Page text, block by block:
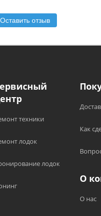
Оставить отзыв
техники
лодок
лодок
Как
О
О нас